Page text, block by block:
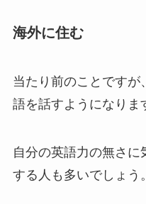
海外に住む
当たり前のことですが
語を話すようになりま
自分の英語力の無さに
する人も多いでしょう。